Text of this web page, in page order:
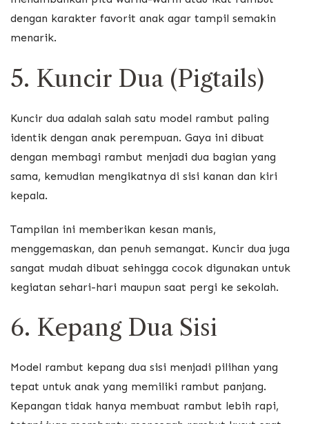
dengan karakter favorit anak agar tampil semakin
menarik.
5. Kuncir Dua (Pigtails)
Kuncir dua adalah salah satu model rambut paling
identik dengan anak perempuan. Gaya ini dibuat
dengan membagi rambut menjadi dua bagian yang
sama, kemudian mengikatnya di sisi kanan dan kiri
kepala.
Tampilan ini memberikan kesan manis,
menggemaskan, dan penuh semangat. Kuncir dua juga
sangat mudah dibuat sehingga cocok digunakan untuk
kegiatan sehari-hari maupun saat pergi ke sekolah.
6. Kepang Dua Sisi
Model rambut kepang dua sisi menjadi pilihan yang
tepat untuk anak yang memiliki rambut panjang.
Kepangan tidak hanya membuat rambut lebih rapi,